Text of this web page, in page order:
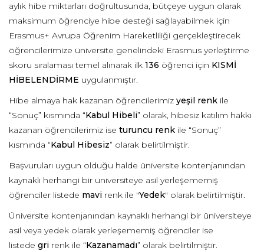
aylık hibe miktarları doğrultusunda, bütçeye uygun olarak
maksimum öğrenciye hibe desteği sağlayabilmek için
Erasmus+ Avrupa Öğrenim Hareketliliği gerçekleştirecek
öğrencilerimize üniversite genelindeki Erasmus yerleştirme
skoru sıralaması temel alınarak ilk 136 öğrenci için KISMİ
HİBELENDİRME uygulanmıştır.
Hibe almaya hak kazanan öğrencilerimiz yeşil renk ile
“Sonuç” kısmında “Kabul Hibeli” olarak, hibesiz katılım hakkı
kazanan öğrencilerimiz ise turuncu renk ile “Sonuç”
kısmında “Kabul Hibesiz” olarak belirtilmiştir.
Başvuruları uygun olduğu halde üniversite kontenjanından
kaynaklı herhangi bir üniversiteye asil yerleşememiş
öğrenciler listede mavi renk ile "Yedek" olarak belirtilmiştir.
Üniversite kontenjanından kaynaklı herhangi bir üniversiteye
asil veya yedek olarak yerleşememiş öğrenciler ise
listede gri renk ile “Kazanamadı” olarak belirtilmiştir.